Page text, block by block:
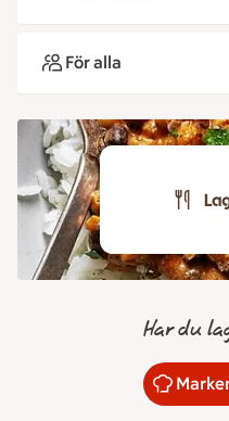
För alla
Har du